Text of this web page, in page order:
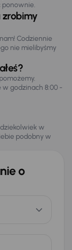
ponownie.
zrobimy
Codziennie
nie mielibyśmy
w godzinach 8:00 -
w
podobny w
o